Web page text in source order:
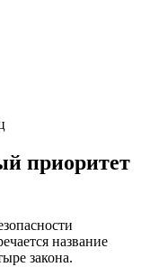
приоритет
название
закона.